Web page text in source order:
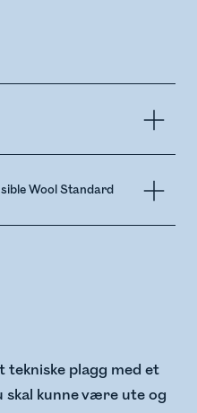
Wool Standard
plagg med et
kunne være ute og